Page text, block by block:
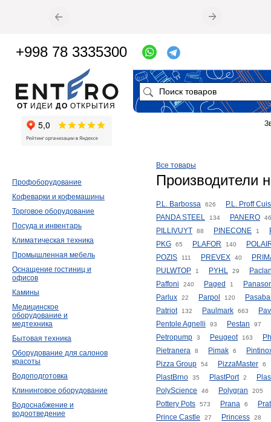
Все товары
Производители
P.L. Barbossa 626
P.L. Proff
PANDA STEEL
134 PANERO 46
PILLIVUYT 88 PINECONE 1
PKG
65 PLAFOR 140
POZIS
111 PREVEX 40
PULWTOP
1 PYHL 29
Paffoni
240 Paged 1
Parlux
22 Parpol 120
Patriot
132 Paulmark 663
Pentole Agnelli
93 Pestan 97
Petropump 3 Peugeot 163
Pietranera
8 Pimak 6
Pizza Group
54 PizzaMaster 6
PlastBrno 35 PlastPort 2
PolyScience
46 Polygran 205
Pottery Pots 573 Prana 6
Prince Castle
27 Princess 28
Профоборудование
Кофеварки и кофемашины
Торговое оборудование
Посуда и инвентарь
Климатическая техника
Промышленная мебель
Оснащение гостиниц и
офисов
Камины
Медицинское
оборудование и
медтехника
Бытовая техника
Оборудование для салонов
красоты
Водоподготовка
Клининговое оборудование
Водоснабжение и
водоотведение
ОТ ИДЕИ ДО ОТКРЫТИЯ
+998 78 3335300